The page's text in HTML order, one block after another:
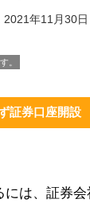
2021年11月30日
。
証券口座開設
には、証券